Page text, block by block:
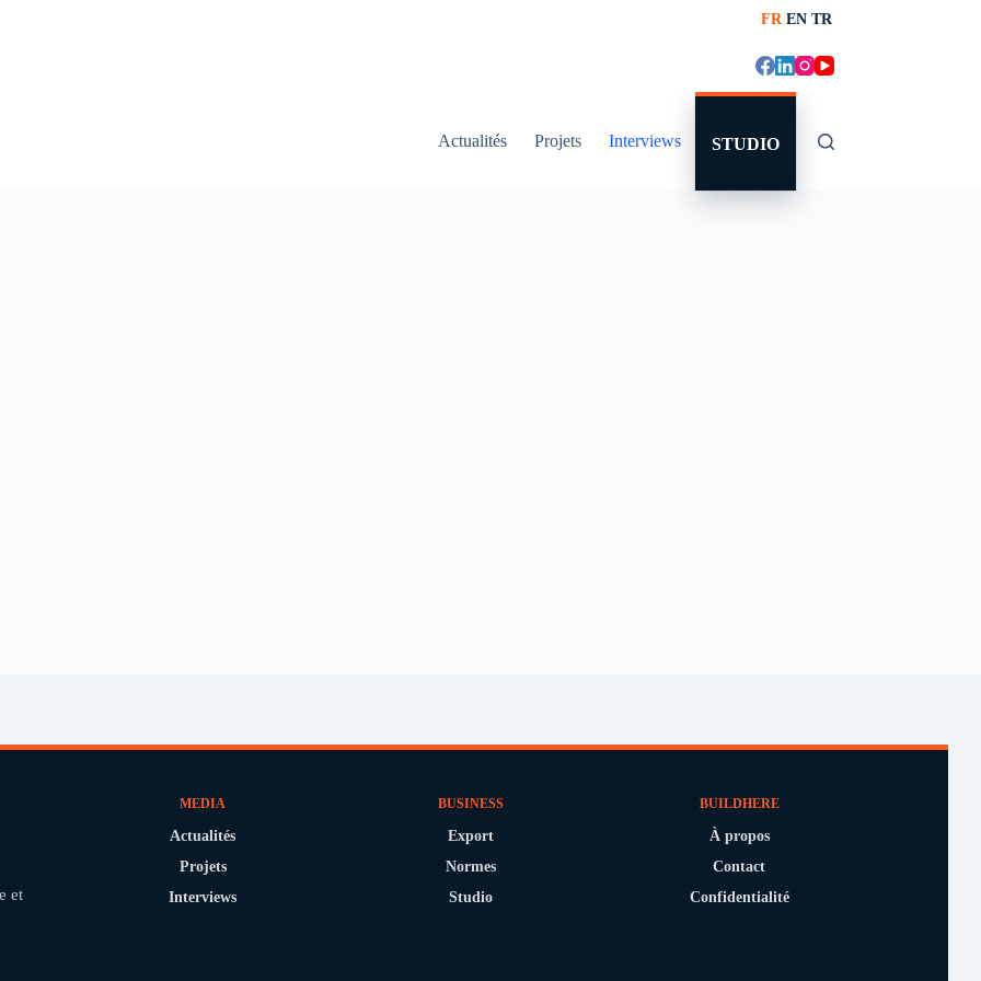
FR EN TR
Actualités Projets Interviews STUDIO
et
MEDIA
Actualités
Projets
Interviews
BUSINESS
Export
Normes
Studio
BUILDHERE
À propos
Contact
Confidentialité